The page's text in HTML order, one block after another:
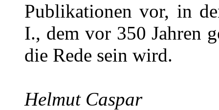
Publikationen vor, in
I., dem vor 350 Jahren
die Rede sein wird.
Helmut Caspar